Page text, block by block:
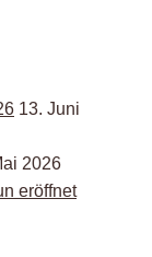
13. Juni
2026
eröffnet